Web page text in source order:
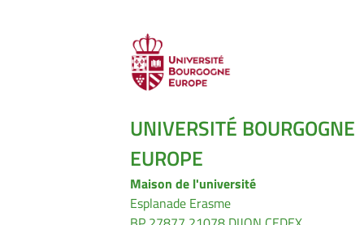
UNIVERSITÉ BOURGOGNE
EUROPE
Maison de l'université
Esplanade Erasme